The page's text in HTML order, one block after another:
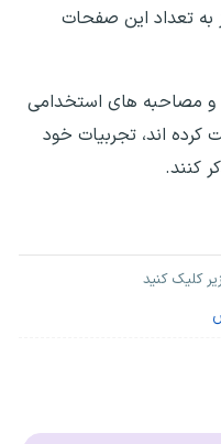
تعداد این صفحات
و مصاحبه های استخدامی
اند، تجربیات خود
کنند.
کلیک کنید